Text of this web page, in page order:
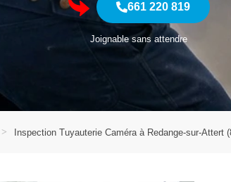
661 220 819
Joignable sans attendre
Inspection Tuyauterie Caméra à Redange-sur-Attert